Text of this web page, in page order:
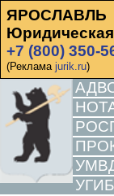
ЯРОСЛАВЛЬ
Юридическая
+7 (800) 350-
(Реклама jurik.ru)